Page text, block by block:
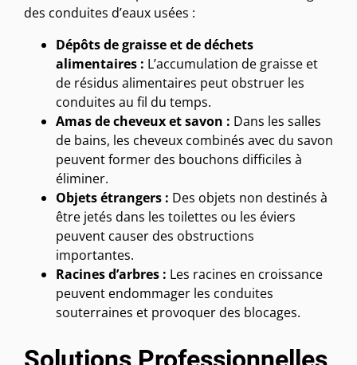
des conduites d’eaux usées :
Dépôts de graisse et de déchets
alimentaires : L’accumulation de graisse et
de résidus alimentaires peut obstruer les
conduites au fil du temps.
Amas de cheveux et savon : Dans les salles
de bains, les cheveux combinés avec du savon
peuvent former des bouchons difficiles à
éliminer.
Objets étrangers : Des objets non destinés à
être jetés dans les toilettes ou les éviers
peuvent causer des obstructions
importantes.
Racines d’arbres : Les racines en croissance
peuvent endommager les conduites
souterraines et provoquer des blocages.